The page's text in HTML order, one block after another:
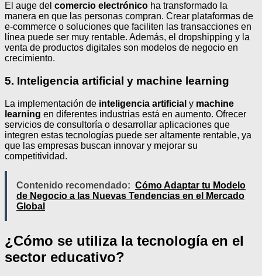
El auge del comercio electrónico ha transformado la
manera en que las personas compran. Crear plataformas de
e-commerce o soluciones que faciliten las transacciones en
línea puede ser muy rentable. Además, el dropshipping y la
venta de productos digitales son modelos de negocio en
crecimiento.
5. Inteligencia artificial y machine learning
La implementación de inteligencia artificial y machine
learning en diferentes industrias está en aumento. Ofrecer
servicios de consultoría o desarrollar aplicaciones que
integren estas tecnologías puede ser altamente rentable, ya
que las empresas buscan innovar y mejorar su
competitividad.
Contenido recomendado: Cómo Adaptar tu Modelo
de Negocio a las Nuevas Tendencias en el Mercado
Global
¿Cómo se utiliza la tecnología en el
sector educativo?